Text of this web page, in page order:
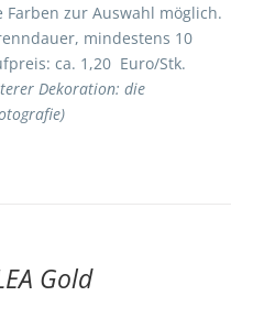
Farben zur Auswahl möglich.
mindestens 10
ca. 1,20 Euro/Stk.
Dekoration: die
Gold